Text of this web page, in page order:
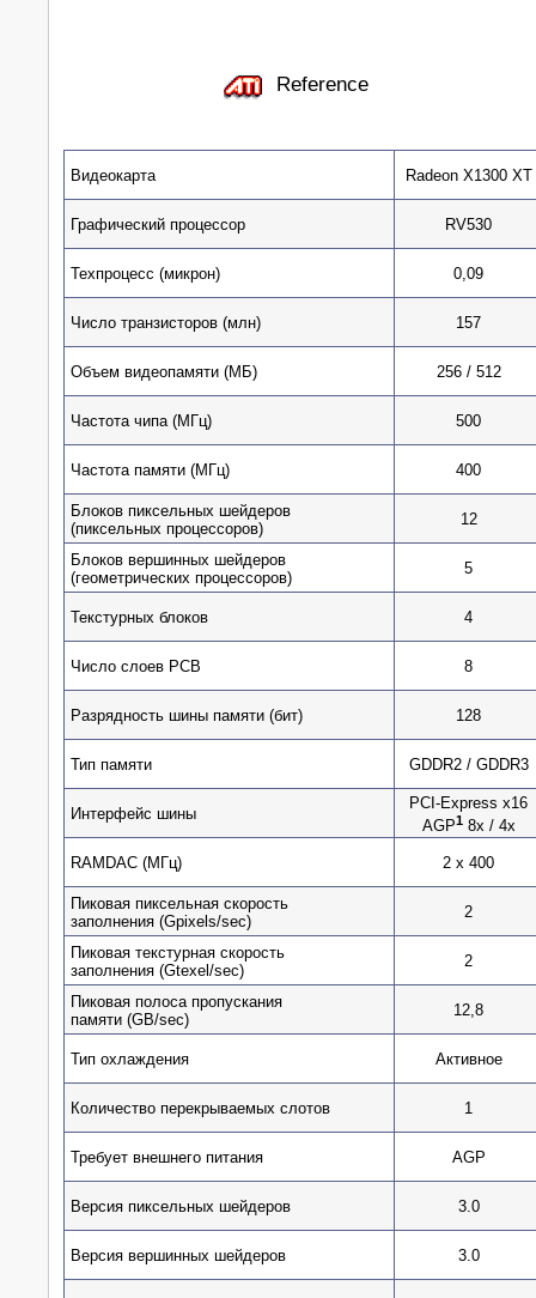
Reference
Видеокарта Radeon X1300 XT
Графический процессор RV530
Техпроцесс (микрон) 0,09
Число транзисторов (млн) 157
Объем видеопамяти (МБ) 256 / 512
Частота чипа (МГц) 500
Частота памяти (МГц) 400
Блоков пиксельных шейдеров
(пиксельных процессоров)
12
Блоков вершинных шейдеров
(геометрических процессоров)
5
Текстурных блоков 4
Число слоев PCB 8
Разрядность шины памяти (бит) 128
Тип памяти GDDR2 / GDDR3
Интерфейс шины
PCI-Express x16
AGP18x / 4x
RAMDAC (МГц) 2 x 400
Пиковая пиксельная скорость
заполнения (Gpixels/sec)
2
Пиковая текстурная скорость
заполнения (Gtexel/sec)
2
Пиковая полоса пропускания
памяти (GB/sec)
12,8
Тип охлаждения Активное
Количество перекрываемых слотов 1
Требует внешнего питания AGP
Версия пиксельных шейдеров 3.0
Версия вершинных шейдеров 3.0